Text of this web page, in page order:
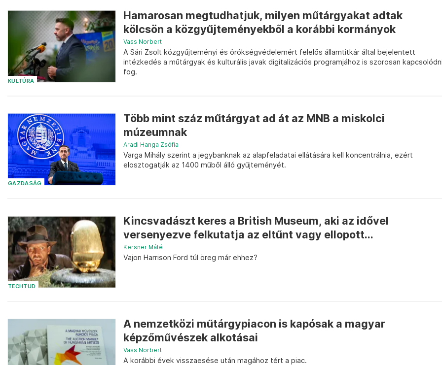
KULTÚRA
Hamarosan megtudhatjuk, milyen műtárgyakat adtak
kölcsön a közgyűjteményekből a korábbi kormányok
Vass Norbert
A Sári Zsolt közgyűjteményi és örökségvédelemért felelős államtitkár által bejelentett
intézkedés a műtárgyak és kulturális javak digitalizációs programjához is szorosan
fog.
GAZDASÁG
Több mint száz műtárgyat ad át az MNB a miskolci
múzeumnak
Aradi Hanga Zsófia
Varga Mihály szerint a jegybanknak az alapfeladatai ellátására kell koncentrálnia, ezért
elosztogatják az 1400 műből álló gyűjteményét.
TECHTUD
Kincsvadászt keres a British Museum, aki az idővel
versenyezve felkutatja az eltűnt vagy ellopott...
Kersner Máté
Vajon Harrison Ford túl öreg már ehhez?
A nemzetközi műtárgypiacon is kapósak a magyar
képzőművészek alkotásai
Vass Norbert
A korábbi évek visszaesése után magához tért a piac.